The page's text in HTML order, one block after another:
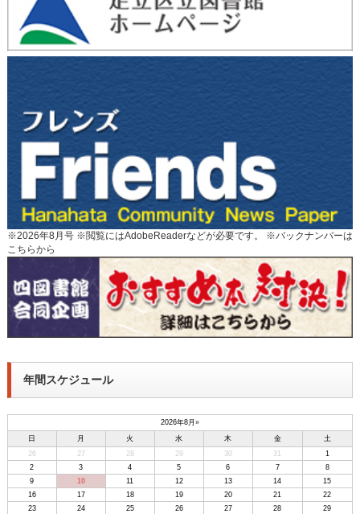
※2026年8月号 ※閲覧にはAdobeReaderなどが必要です。 ※バックナンバーは
こちらから
年間スケジュール
2026年8月 »
日
月 火 水 木 金
土
26
27 28 29 30 31
1
2
3 4 5 6 7
8
9
10 11 12 13 14
15
16
17 18 19 20 21
22
23
24 25 26 27 28
29